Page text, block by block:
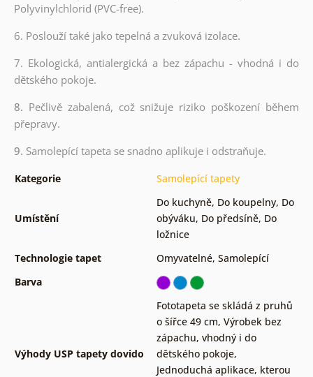
Polyvinylchlorid (PVC-free).
6. Poslouží také jako tepelná a zvuková izolace.
7. Ekologická, antialergická a bez zápachu - vhodná i do
dětského pokoje.
8. Pečlivě zabalená, což snižuje riziko poškození během
přepravy.
9. Samolepící tapeta se snadno aplikuje i odstraňuje.
Kategorie Samolepící tapety
Umístění
Do kuchyně, Do koupelny, Do
obýváku, Do předsíně, Do
ložnice
Technologie tapet
Omyvatelné, Samolepící
Barva
Výhody USP tapety dovido
Fototapeta se skládá z pruhů
o šířce 49 cm, Výrobek bez
zápachu, vhodný i do
dětského pokoje,
Jednoduchá aplikace, kterou